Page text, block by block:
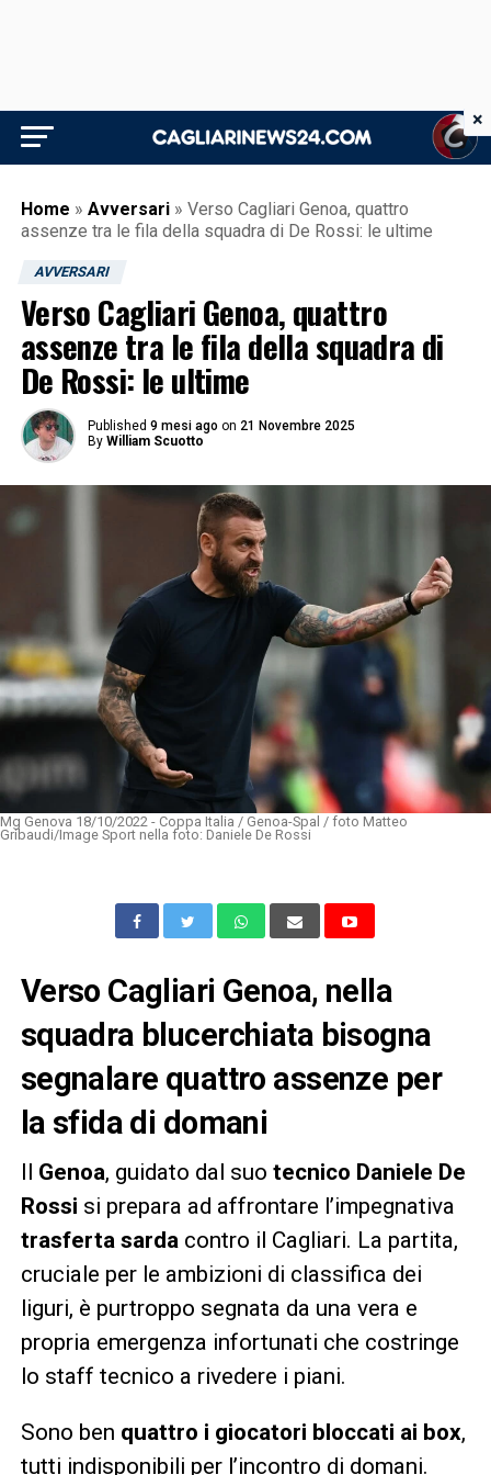
Home » Avversari » Verso Cagliari Genoa, quattro
assenze tra le fila della squadra di De Rossi: le ultime
AVVERSARI
Verso Cagliari Genoa, quattro
assenze tra le fila della squadra di
De Rossi: le ultime
Published 9 mesi ago on 21 Novembre 2025
By William Scuotto
Mg Genova 18/10/2022 - Coppa Italia / Genoa-Spal / foto Matteo
Gribaudi/Image Sport nella foto: Daniele De Rossi
Verso Cagliari Genoa, nella
squadra blucerchiata bisogna
segnalare quattro assenze per
la sfida di domani
Il Genoa, guidato dal suo tecnico Daniele De
Rossi si prepara ad affrontare l’impegnativa
trasferta sarda contro il Cagliari. La partita,
cruciale per le ambizioni di classifica dei
liguri, è purtroppo segnata da una vera e
propria emergenza infortunati che costringe
lo staff tecnico a rivedere i piani.
Sono ben quattro i giocatori bloccati ai box,
tutti indisponibili per l’incontro di domani.
×